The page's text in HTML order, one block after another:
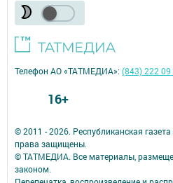
© 2011 - 2026. Республиканская
права защищены.
© ТАТМЕДИА. Все материалы,
законом.
Телефон АО «ТАТМЕДИА»:(843) 222 09
16+